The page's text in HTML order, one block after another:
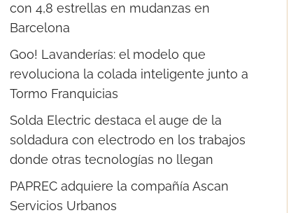
con 4,8 estrellas en mudanzas en
Barcelona
Goo! Lavanderías: el modelo que
revoluciona la colada inteligente junto a
Tormo Franquicias
Solda Electric destaca el auge de la
soldadura con electrodo en los trabajos
donde otras tecnologías no llegan
PAPREC adquiere la compañía Ascan
Servicios Urbanos